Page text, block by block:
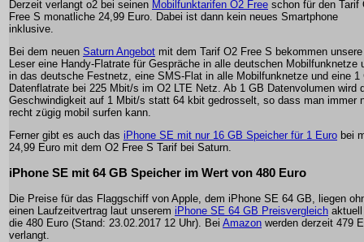
Derzeit verlangt o2 bei seinen Mobilfunktarifen O2 Free schon für den Tarif
Free S monatliche 24,99 Euro. Dabei ist dann kein neues Smartphone
inklusive.
Bei dem neuen Saturn Angebot mit dem Tarif O2 Free S bekommen unsere
Leser eine Handy-Flatrate für Gespräche in alle deutschen Mobilfunknetze
in das deutsche Festnetz, eine SMS-Flat in alle Mobilfunknetze und eine 1
Datenflatrate bei 225 Mbit/s im O2 LTE Netz. Ab 1 GB Datenvolumen wird
Geschwindigkeit auf 1 Mbit/s statt 64 kbit gedrosselt, so dass man immer
recht zügig mobil surfen kann.
Ferner gibt es auch das iPhone SE mit nur 16 GB Speicher für 1 Euro bei
24,99 Euro mit dem O2 Free S Tarif bei Saturn.
iPhone SE mit 64 GB Speicher im Wert von 480 Euro
Die Preise für das Flaggschiff von Apple, dem iPhone SE 64 GB, liegen
einen Laufzeitvertrag laut unserem iPhone SE 64 GB Preisvergleich
die 480 Euro (Stand: 23.02.2017 12 Uhr). Bei Amazon werden derzeit 479
verlangt.